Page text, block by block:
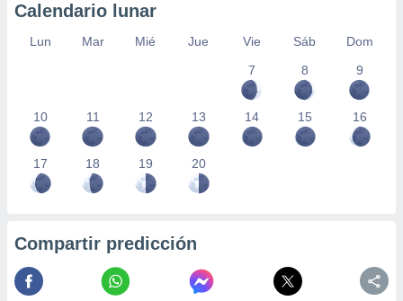
Calendario lunar
Lun Mar Mié Jue Vie Sáb
Dom
7
8 9
10 11 12 13 14 15 16
17 18 19 20
Compartir predicción